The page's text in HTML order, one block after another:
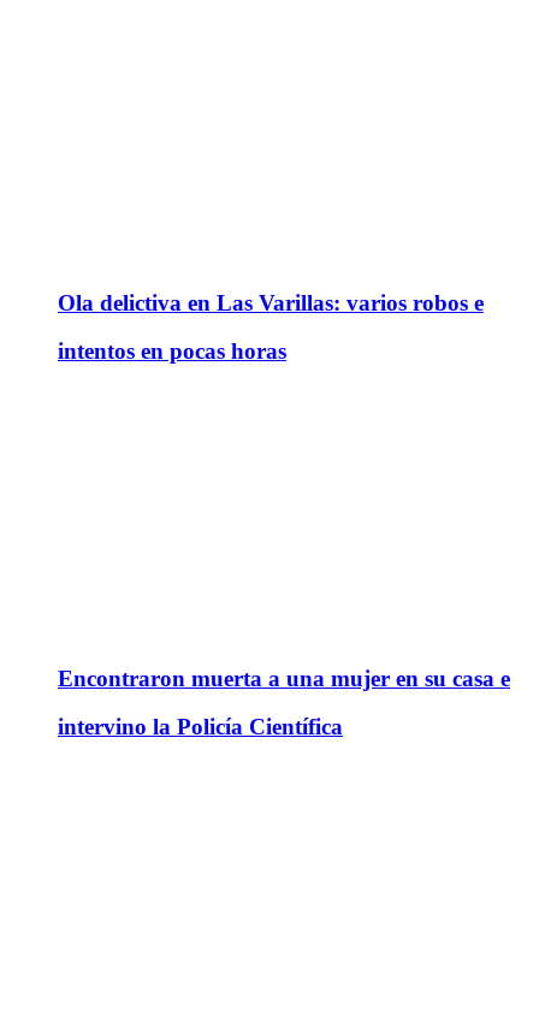
Ola delictiva en Las Varillas: varios robos e
intentos en pocas horas
Encontraron muerta a una mujer en su casa e
intervino la Policía Científica